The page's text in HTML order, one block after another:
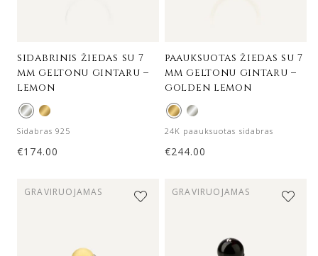
sidabrinis žiedas su 7
mm geltonu gintaru –
lemon
Sidabras 925
€174.00
paauksuotas žiedas su 7
mm geltonu gintaru –
golden lemon
24K paauksuotas sidabras
€244.00
GRAVIRUOJAMAS GRAVIRUOJAMAS